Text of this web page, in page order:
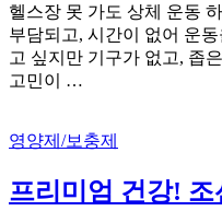
헬스장 못 가도 상체 운동
부담되고, 시간이 없어 운
고 싶지만 기구가 없고, 좁
고민이 …
영양제/보충제
프리미엄 건강!